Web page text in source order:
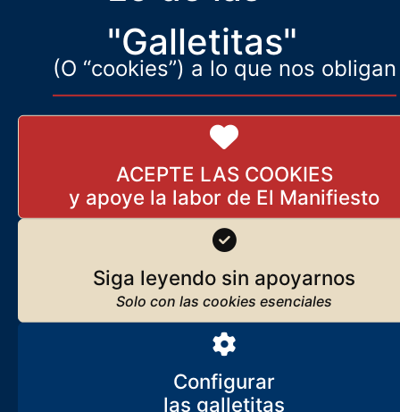
"Galletitas"
(O “cookies”) a lo que nos obligan
ACEPTE LAS COOKIES
Siga leyendo sin apoyarnos
Configurar
Lo que somos, lo que nos mueve
Seguir leyendo
Los orígenes de El Manifiesto
Seguir leyendo
cada día en su correo